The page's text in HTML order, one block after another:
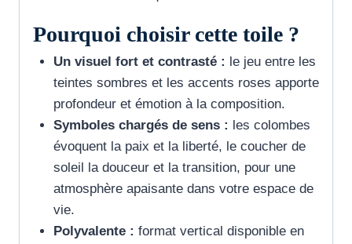
Pourquoi choisir cette toile ?
Un visuel fort et contrasté : le jeu entre les
teintes sombres et les accents roses apporte
profondeur et émotion à la composition.
Symboles chargés de sens : les colombes
évoquent la paix et la liberté, le coucher de
soleil la douceur et la transition, pour une
atmosphère apaisante dans votre espace de
vie.
Polyvalente : format vertical disponible en